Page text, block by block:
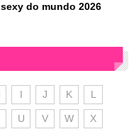
do mundo 2026
I J K L
U V W X